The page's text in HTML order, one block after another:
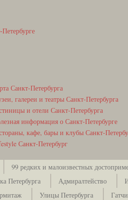
Санкт-Петербурга
галереи и театры Санкт-Петербурга
и отели Санкт-Петербурга
информация о Санкт-Петербурге
кафе, бары и клубы Санкт-
Санкт-Петербург
99 редких и малоизвестных
Петербурга Адмиралтейство
Улицы Петербурга